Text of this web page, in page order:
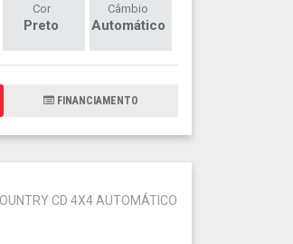
Cor
Preto
Câmbio
Automático
FINANCIAMENTO
CD 4X4 AUTOMÁTICO